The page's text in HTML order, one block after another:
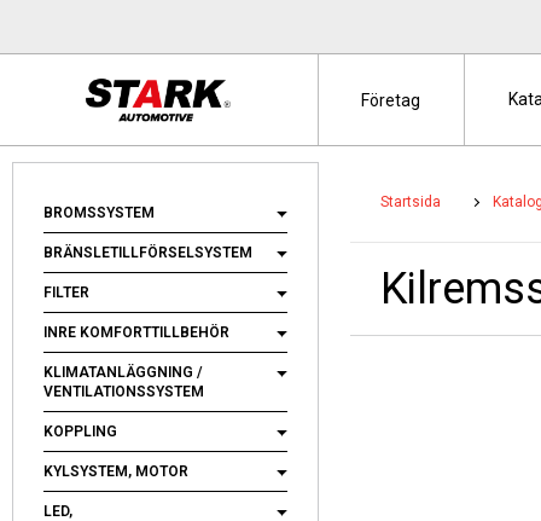
BROMSSYSTEM
BRÄNSLETILLFÖRSELSYSTEM
FILTER
INRE KOMFORTTILLBEHÖR
KLIMATANLÄGGNING /
VENTILATIONSSYSTEM
KOPPLING
KYLSYSTEM, MOTOR
LED,
Startsida
Företag